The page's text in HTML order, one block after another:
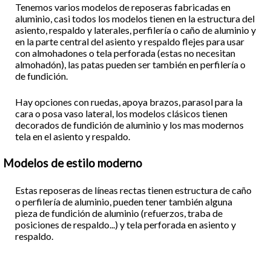
Tenemos varios modelos de reposeras fabricadas en
aluminio, casi todos los modelos tienen en la estructura del
asiento, respaldo y laterales, perfilería o caño de aluminio y
en la parte central del asiento y respaldo flejes para usar
con almohadones o tela perforada (estas no necesitan
almohadón), las patas pueden ser también en perfilería o
de fundición.
Hay opciones con ruedas, apoya brazos, parasol para la
cara o posa vaso lateral, los modelos clásicos tienen
decorados de fundición de aluminio y los mas modernos
tela en el asiento y respaldo.
Modelos de estilo moderno
Estas reposeras de líneas rectas tienen estructura de caño
o perfilería de aluminio, pueden tener también alguna
pieza de fundición de aluminio (refuerzos, traba de
posiciones de respaldo...) y tela perforada en asiento y
respaldo.